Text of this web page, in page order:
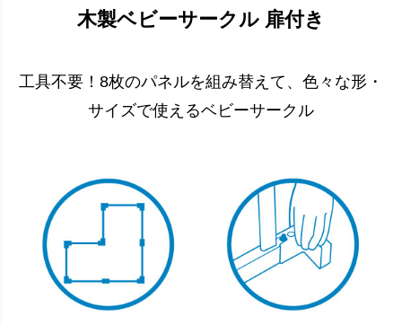
木製ベビーサークル 扉付き
工具不要！8枚のパネルを組み替えて、色々な形・
サイズで使えるベビーサークル